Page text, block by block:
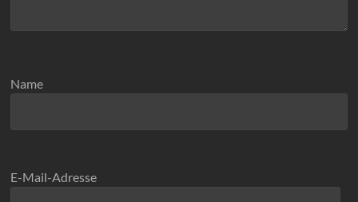
Name
E-Mail-Adresse